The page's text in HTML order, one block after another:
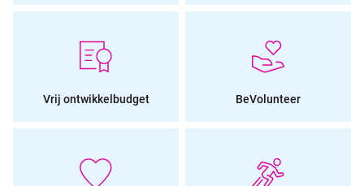
Vrij ontwikkelbudget BeVolunteer